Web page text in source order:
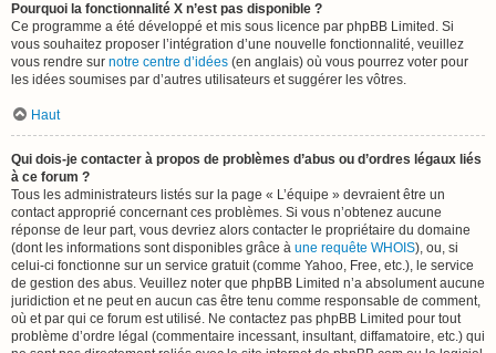
Pourquoi la fonctionnalité X n’est pas disponible ?
Ce programme a été développé et mis sous licence par phpBB Limited. Si
vous souhaitez proposer l’intégration d’une nouvelle fonctionnalité, veuillez
vous rendre sur notre centre d’idées (en anglais) où vous pourrez voter pour
les idées soumises par d’autres utilisateurs et suggérer les vôtres.
Haut
Qui dois-je contacter à propos de problèmes d’abus ou d’ordres légaux liés
à ce forum ?
Tous les administrateurs listés sur la page « L’équipe » devraient être un
contact approprié concernant ces problèmes. Si vous n’obtenez aucune
réponse de leur part, vous devriez alors contacter le propriétaire du domaine
(dont les informations sont disponibles grâce à une requête WHOIS), ou, si
celui-ci fonctionne sur un service gratuit (comme Yahoo, Free, etc.), le service
de gestion des abus. Veuillez noter que phpBB Limited n’a absolument aucune
juridiction et ne peut en aucun cas être tenu comme responsable de comment,
où et par qui ce forum est utilisé. Ne contactez pas phpBB Limited pour tout
problème d’ordre légal (commentaire incessant, insultant, diffamatoire, etc.) qui